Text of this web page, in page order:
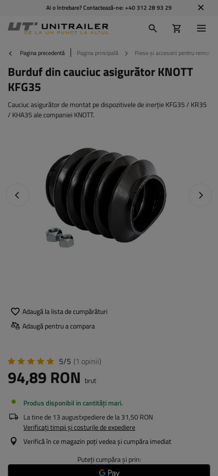
Ai o întrebare? Contactează-ne: +40 312 28 93 29
Pagina precedentă Pagina principală Piese și accesorii pentru remorci
Burduf din cauciuc asigurător KNOTT
KFG35
Cauciuc asigurător de montat pe dispozitivele de inerție KFG35 / KR35
/ KHA35 ale companiei KNOTT.
Fotografia anterioară
Adaugă la lista de cumpărături
Adaugă pentru a compara
5/5 (1 opinii)
94,89 RON brut
Produs disponibil in cantități mari
La tine de13 augustxpediere de la31,50 RON
Verificați timpii și costurile de expediere
Verifică în ce magazin poți vedea și cumpăra imediat
Puteți cumpăra și prin: